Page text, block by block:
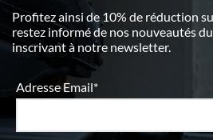
Profitez ainsi de 10% de réduction
restez informé de nos nouveautés
inscrivant à notre newsletter.
Adresse Email*